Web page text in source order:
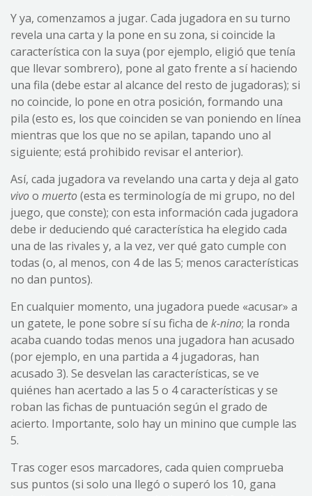
Y ya, comenzamos a jugar. Cada jugadora en su turno
revela una carta y la pone en su zona, si coincide la
característica con la suya (por ejemplo, eligió que tenía
que llevar sombrero), pone al gato frente a sí haciendo
una fila (debe estar al alcance del resto de jugadoras); si
no coincide, lo pone en otra posición, formando una
pila (esto es, los que coinciden se van poniendo en línea
mientras que los que no se apilan, tapando uno al
siguiente; está prohibido revisar el anterior).
Así, cada jugadora va revelando una carta y deja al gato
vivoo muerto(esta es terminología de mi grupo, no del
juego, que conste); con esta información cada jugadora
debe ir deduciendo qué característica ha elegido cada
una de las rivales y, a la vez, ver qué gato cumple con
todas (o, al menos, con 4 de las 5; menos características
no dan puntos).
En cualquier momento, una jugadora puede «acusar» a
un gatete, le pone sobre sí su ficha de k-nino; la ronda
acaba cuando todas menos una jugadora han acusado
(por ejemplo, en una partida a 4 jugadoras, han
acusado 3). Se desvelan las características, se ve
quiénes han acertado a las 5 o 4 características y se
roban las fichas de puntuación según el grado de
acierto. Importante, solo hay un minino que cumple las
5.
Tras coger esos marcadores, cada quien comprueba
sus puntos (si solo una llegó o superó los 10, gana